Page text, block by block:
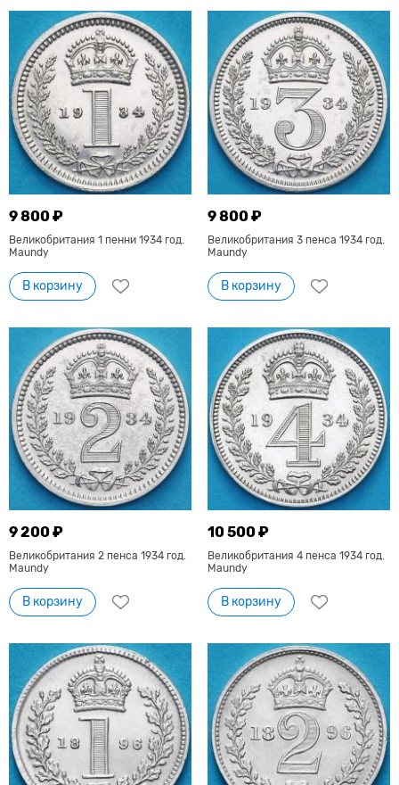
9 800 ₽
Великобритания 1 пенни 1934 год.
Maundy
В корзину
9 800 ₽
Великобритания 3 пенса 1934 год.
Maundy
В корзину
9 200 ₽
Великобритания 2 пенса 1934 год.
Maundy
В корзину
10 500 ₽
Великобритания 4 пенса 1934 год.
Maundy
В корзину